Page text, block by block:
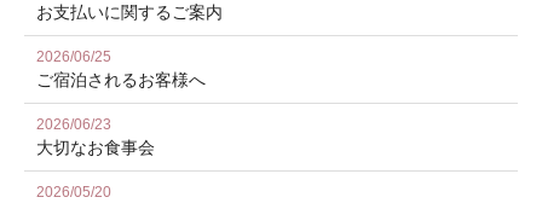
お⽀払いに関するご案内
2026/06/25
ご宿泊されるお客様へ
2026/06/23
大切なお食事会
2026/05/20